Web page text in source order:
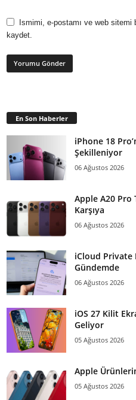
Ismimi, e-postamı ve web sitemi
kaydet.
En Son Haberler
iPhone 18
Şekilleniyor
06 Ağustos 2026
Apple A20 Pro
Karşıya
06 Ağustos 2026
iCloud Private
Gündemde
06 Ağustos 2026
iOS 27 Kilit
Geliyor
05 Ağustos 2026
Apple
05 Ağustos 2026